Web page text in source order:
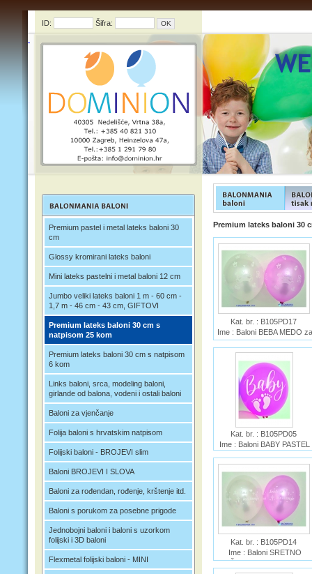
ID: Šifra:
Premium pastel i metal lateks baloni 30
cm
Glossy kromirani lateks baloni
Mini lateks pastelni i metal baloni 12 cm
Jumbo veliki lateks baloni 1 m - 60 cm -
1,7 m - 46 cm - 43 cm, GIFTOVI
Premium lateks baloni 30 cm s
natpisom 25 kom
Premium lateks baloni 30 cm s natpisom
6 kom
Links baloni, srca, modeling baloni,
girlande od balona, vodeni i ostali baloni
Baloni za vjenčanje
Folija baloni s hrvatskim natpisom
Folijski baloni - BROJEVI slim
Baloni BROJEVI I SLOVA
Baloni za rođendan, rođenje, krštenje itd.
Baloni s porukom za posebne prigode
Jednobojni baloni i baloni s uzorkom
folijski i 3D baloni
Flexmetal folijski baloni - MINI
Premium lateks baloni 30
Kat. br. : B105PD17
Ime : Baloni BEBA MEDO za
CURE 25 kom
Kat. br. : B105PD05
Ime : Baloni BABY PASTEL
Kat. br. : B105PD14
Ime : Baloni SRETNO
KRŠTENJE CURE 25 kom